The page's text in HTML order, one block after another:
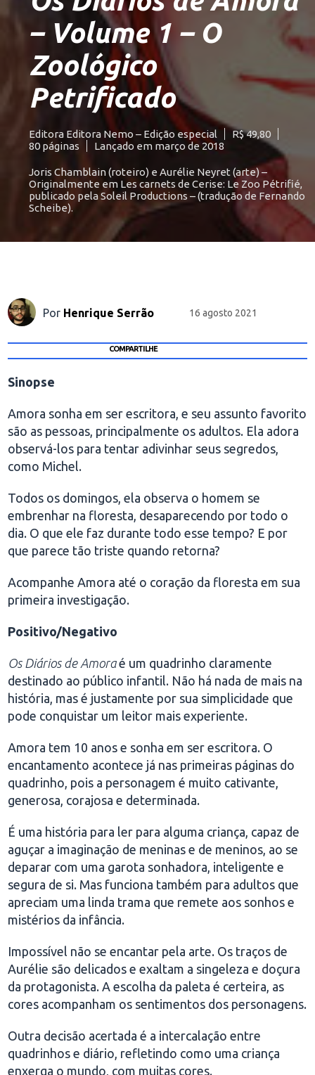
– Volume 1 – O
Zoológico
Petrificado
Editora Editora Nemo – Edição especial
R$ 49,80
80 páginas
Lançado em março de 2018
Joris Chamblain (roteiro) e Aurélie Neyret (arte) –
Originalmente em Les carnets de Cerise: Le Zoo Pétrifié,
publicado pela Soleil Productions – (tradução de Fernando
Scheibe).
Por Henrique Serrão 16 agosto 2021
COMPARTILHE
Sinopse
Amora sonha em ser escritora, e seu assunto favorito
são as pessoas, principalmente os adultos. Ela adora
observá-los para tentar adivinhar seus segredos,
como Michel.
Todos os domingos, ela observa o homem se
embrenhar na floresta, desaparecendo por todo o
dia. O que ele faz durante todo esse tempo? E por
que parece tão triste quando retorna?
Acompanhe Amora até o coração da floresta em sua
primeira investigação.
Positivo/Negativo
Os Diários de Amoraé um quadrinho claramente
destinado ao público infantil. Não há nada de mais na
história, mas é justamente por sua simplicidade que
pode conquistar um leitor mais experiente.
Amora tem 10 anos e sonha em ser escritora. O
encantamento acontece já nas primeiras páginas do
quadrinho, pois a personagem é muito cativante,
generosa, corajosa e determinada.
É uma história para ler para alguma criança, capaz de
aguçar a imaginação de meninas e de meninos, ao se
deparar com uma garota sonhadora, inteligente e
segura de si. Mas funciona também para adultos que
apreciam uma linda trama que remete aos sonhos e
mistérios da infância.
Impossível não se encantar pela arte. Os traços de
Aurélie são delicados e exaltam a singeleza e doçura
da protagonista. A escolha da paleta é certeira, as
cores acompanham os sentimentos dos personagens.
Outra decisão acertada é a intercalação entre
quadrinhos e diário, refletindo como uma criança
enxerga o mundo, com muitas cores.